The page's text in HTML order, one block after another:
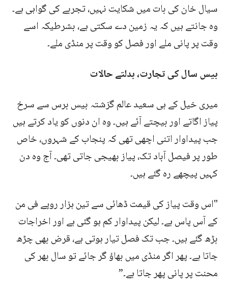
سیال خان کی بات میں شکایت نہیں، تجربے کی گواہی ہے۔
وہ جانتے ہیں کہ یہ زمین دے سکتی ہے، بشرطیکہ اسے
وقت پر پانی ملے اور فصل کو وقت پر منڈی ملے۔
بیس سال کی تجارت، بدلتے حالات
میری خیل کے ہی سعید عالم گزشتہ بیس برس سے سرخ
پیاز اگاتے اور بیچتے آئے ہیں۔ وہ ان دنوں کو یاد کرتے ہیں
جب پیداوار اتنی اچھی تھی کہ پنجاب کے شہروں، خاص
طور پر فیصل آباد تک، پیاز بھیجی جاتی تھی۔ آج وہ دن
کہیں پیچھے رہ گئے ہیں۔
"اس وقت پیاز کی قیمت ڈھائی سے تین ہزار روپے فی من
کے آس پاس ہے۔ لیکن پیداوار کم ہو گئی ہے اور اخراجات
بڑھ گئے ہیں۔ جب تک فصل تیار ہوتی ہے، قرض بھی چڑھ
جاتا ہے۔ پھر اگر منڈی میں بھاؤ گر جائے تو سال بھر کی
محنت پر پانی پھر جاتا ہے۔”